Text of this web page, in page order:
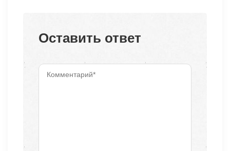
Оставить ответ